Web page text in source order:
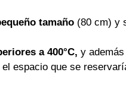
tamaño(80 cm) y
a 400°C, y
espacio que se